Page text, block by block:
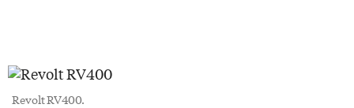
Revolt RV400.